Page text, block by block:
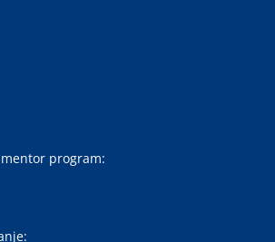
program: